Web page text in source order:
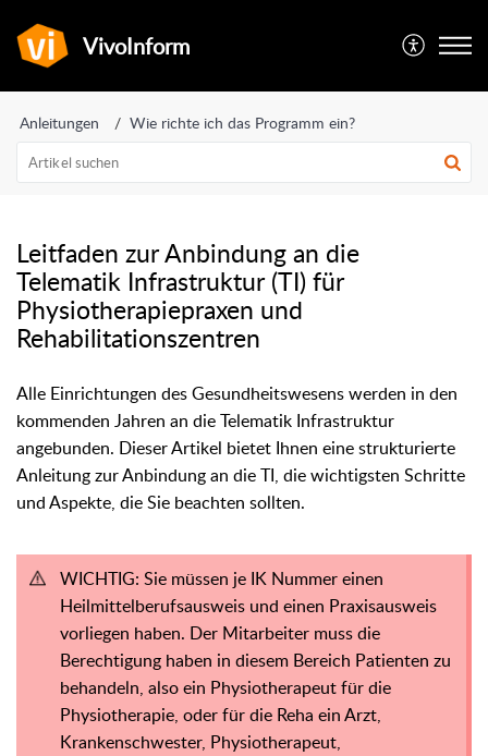
VivoInform
Anleitungen Wie richte ich das Programm ein?
Leitfaden zur Anbindung an die
Telematik Infrastruktur (TI) für
Physiotherapiepraxen und
Rehabilitationszentren
Alle Einrichtungen des Gesundheitswesens werden in den
kommenden Jahren an die Telematik Infrastruktur
angebunden. Dieser Artikel bietet Ihnen eine strukturierte
Anleitung zur Anbindung an die TI, die wichtigsten Schritte
und Aspekte, die Sie beachten sollten.
WICHTIG: Sie müssen je IK Nummer einen
Heilmittelberufsausweis und einen Praxisausweis
vorliegen haben. Der Mitarbeiter muss die
Berechtigung haben in diesem Bereich Patienten zu
behandeln, also ein Physiotherapeut für die
Physiotherapie, oder für die Reha ein Arzt,
Krankenschwester, Physiotherapeut,